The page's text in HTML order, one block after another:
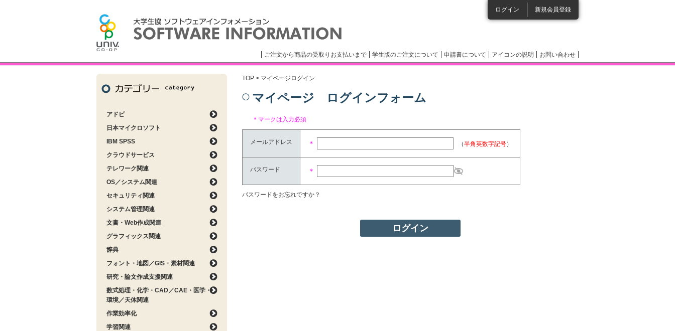
ログイン 新規会員登録
ご注文から商品の受取りお支払いまで 学生版のご注文について 申請書について アイコンの説明 お問い合わせ
TOP > マイページログイン
マイページ ログインフォーム
＊マークは入力必須
メールアドレス ＊ （半角英数字記号）
パスワード ＊
パスワードをお忘れですか？
アドビ
日本マイクロソフト
IBM SPSS
クラウドサービス
テレワーク関連
OS／システム関連
セキュリティ関連
システム管理関連
文書・Web作成関連
グラフィックス関連
辞典
フォント・地図／GIS・素材関連
研究・論文作成支援関連
数式処理・化学・CAD／CAE・医学・
環境／天体関連
作業効率化
学習関連